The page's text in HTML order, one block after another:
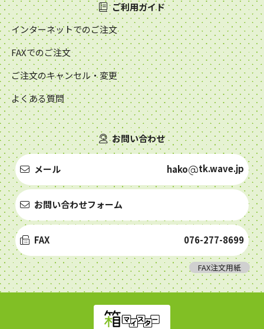
ご利用ガイド
インターネットでのご注文
FAXでのご注文
ご注文のキャンセル・変更
よくある質問
お問い合わせ
メール hako tk.wave.jp
お問い合わせフォーム
FAX 076-277-8699
FAX注文用紙